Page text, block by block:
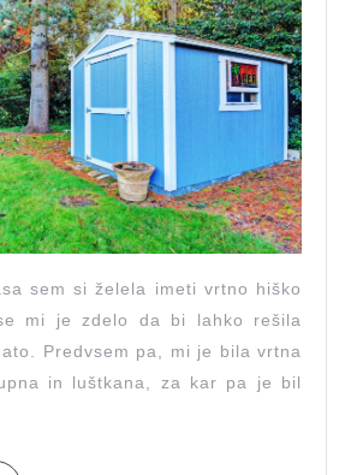
sem si želela imeti vrtno hiško
mi je zdelo da bi lahko rešila
Predvsem pa, mi je bila vrtna
in luštkana, za kar pa je bil